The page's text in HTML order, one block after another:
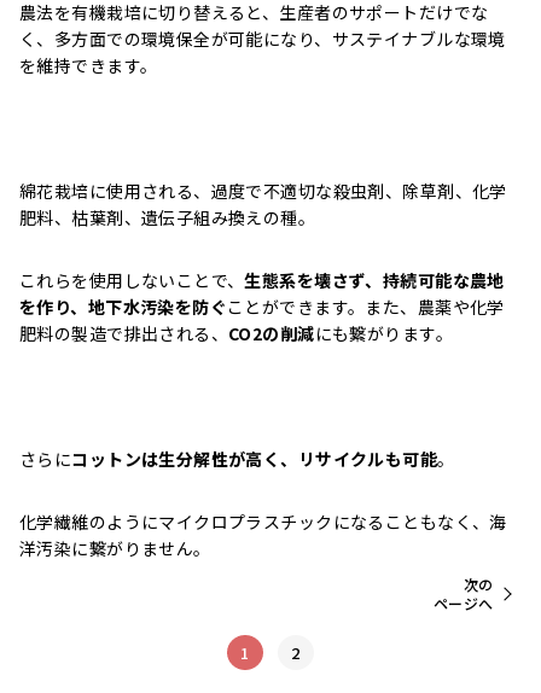
農法を有機栽培に切り替えると、生産者のサポートだけでな
く、多方面での環境保全が可能になり、サステイナブルな環境
を維持できます。
綿花栽培に使用される、過度で不適切な殺虫剤、除草剤、化学
肥料、枯葉剤、遺伝子組み換えの種。
これらを使用しないことで、生態系を壊さず、持続可能な農地
を作り、地下水汚染を防ぐ ことができます。また、農薬や化学
肥料の製造で排出される、 CO2の削減にも繋がります。
さらにコットンは生分解性が高く、リサイクルも可能。
化学繊維のようにマイクロプラスチックになることもなく、海
洋汚染に繋がりません。
1 2
次の
ページへ